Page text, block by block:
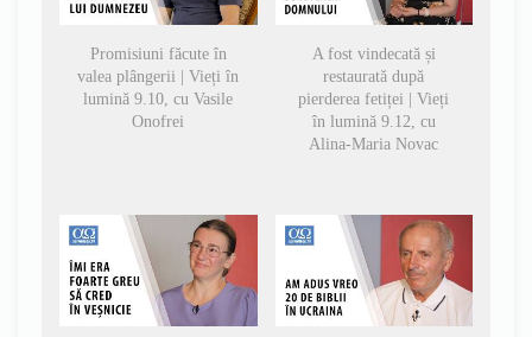
Promisiuni făcute în
valea plângerii | Vieți în
lumină 9.10, cu Vasile
Onofrei
A fost vindecată și
restaurată după
pierderea fetiței | Vieți
în lumină 9.12, cu
Alina-Maria Novac